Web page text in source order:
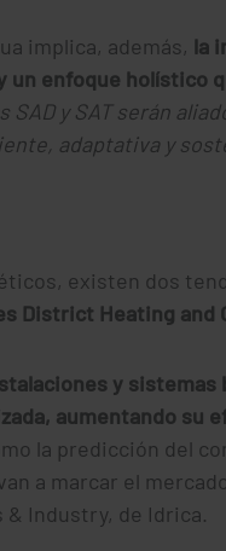
implica, además, la
enfoque holístico
SAD y SAT serán
adaptativa y
existen dos
District Heating and
y sistemas
aumentando su
la predicción del
a marcar el
Industry, de Idrica.